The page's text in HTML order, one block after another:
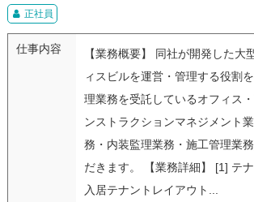
正社員
仕事内容
【業務概要】 同社が開発した大
ィスビルを運営・管理する役割
理業務を受託しているオフィス
ンストラクションマネジメント
務・内装監理業務・施工管理業
だきます。 【業務詳細】 [1] テ
入居テナントレイアウト...